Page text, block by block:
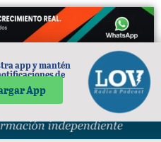
app y mantén
de
App